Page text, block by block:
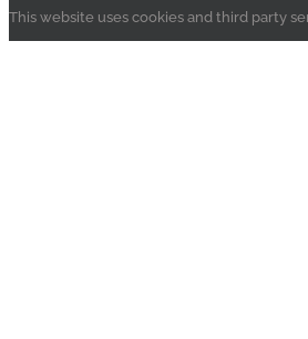
This website uses cookies and third party